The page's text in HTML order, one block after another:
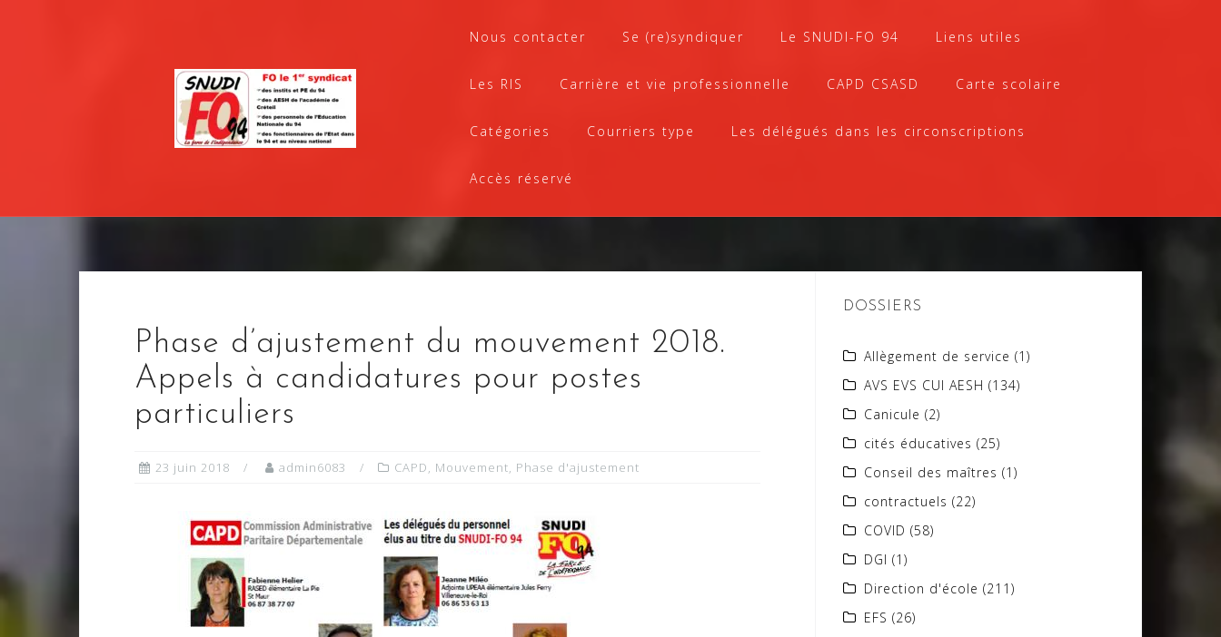
Nous contacter Se (re)syndiquer Le SNUDI-FO 94 Liens utiles
Les RIS Carrière et vie professionnelle CAPD CSASD Carte scolaire
Catégories Courriers type Les délégués dans les circonscriptions
Accès réservé
Phase d’ajustement du mouvement 2018.
Appels à candidatures pour postes
particuliers
23 juin 2018 admin6083 CAPD, Mouvement, Phase d'ajustement
DOSSIERS
Allègement de service (1)
AVS EVS CUI AESH (134)
Canicule (2)
cités éducatives (25)
Conseil des maîtres (1)
contractuels (22)
COVID (58)
DGI (1)
Direction d'école (211)
EFS (26)